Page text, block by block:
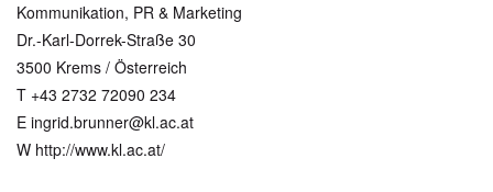
Kommunikation, PR & Marketing
Dr.-Karl-Dorrek-Straße 30
3500 Krems / Österreich
T +43 2732 72090 234
E ingrid.brunner@kl.ac.at
W http://www.kl.ac.at/